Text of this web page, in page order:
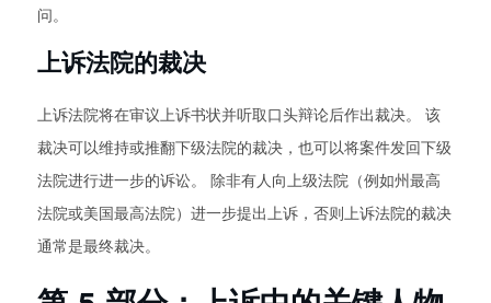
问。
上诉法院的裁决
上诉法院将在审议上诉书状并听取口头辩论后作出裁决。 该
裁决可以维持或推翻下级法院的裁决，也可以将案件发回下级
法院进行进一步的诉讼。 除非有人向上级法院（例如州最高
法院或美国最高法院）进一步提出上诉，否则上诉法院的裁决
通常是最终裁决。